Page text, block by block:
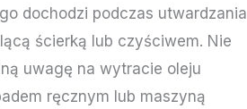
dochodzi podczas utwardzania
ścierką lub czyściwem. Nie
uwagę na wytracie oleju
ręcznym lub maszyną